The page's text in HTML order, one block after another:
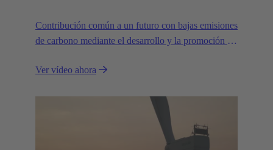
Contribución común a un futuro con bajas emisiones
de carbono mediante el desarrollo y la promoción de
Ver vídeo ahora